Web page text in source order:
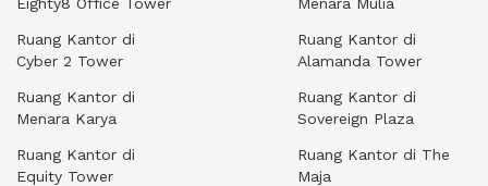
Ruang Kantor di
Cyber 2 Tower
Ruang Kantor di
Menara Karya
Ruang Kantor di
Equity Tower
Ruang Kantor di
Alamanda Tower
Ruang Kantor di
Sovereign Plaza
Ruang Kantor di The
Maja